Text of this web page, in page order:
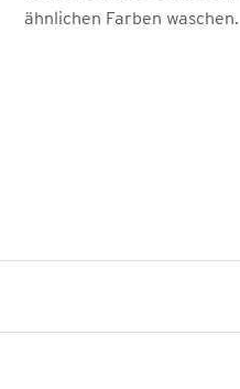
ähnlichen Farben waschen.